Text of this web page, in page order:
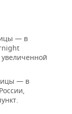
— в
— в